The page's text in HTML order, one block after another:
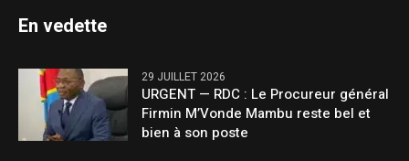
En vedette
29 JUILLET 2026
URGENT — RDC : Le Procureur général
Firmin M’Vonde Mambu reste bel et
bien à son poste